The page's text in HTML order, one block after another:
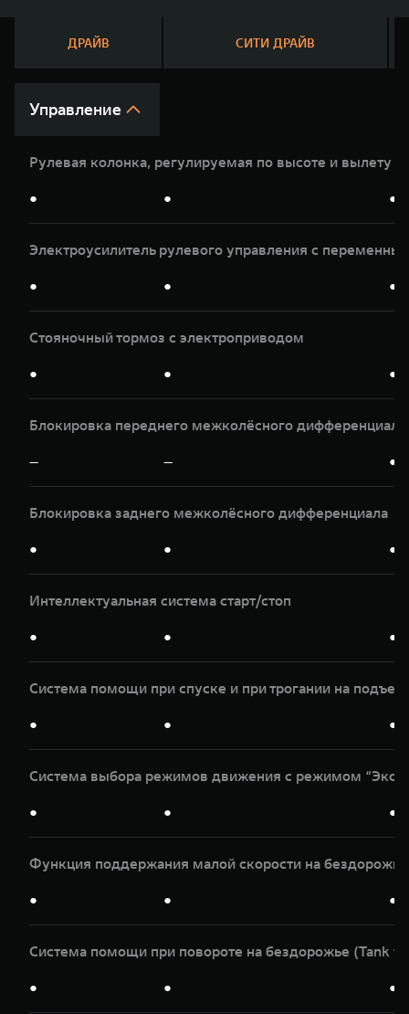
Расширяя границы комфорта
от 6 149 000 ₽
WEY 80
от 6 449 000 ₽
WEY 80
от 8 099
ДРАЙВ СИТИ ДРАЙВ
Управление
Рулевая колонка, регулируемая по высоте и вылету
● ● ●
Электроусилитель рулевого управления с
● ● ●
Стояночный тормоз с электроприводом
● ● ●
Блокировка переднего межколёсного дифференциала
— — ●
Блокировка заднего межколёсного дифференциала
● ● ●
Интеллектуальная система старт/стоп
● ● ●
Система помощи при спуске и при трогании на
● ● ●
Система выбора режимов движения с режимом
● ● ●
Функция поддержания малой скорости на
● ● ●
Система помощи при повороте на бездорожье (Tank
● ● ●